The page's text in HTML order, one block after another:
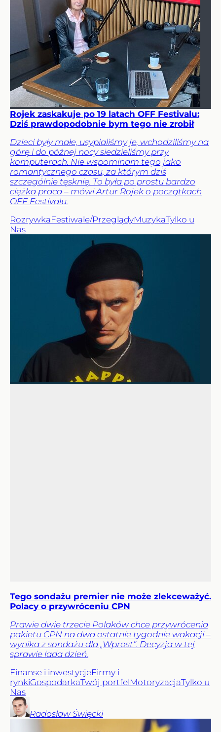
Rojek zaskakuje po 19 latach OFF Festivalu:
Dziś prawdopodobnie bym tego nie zrobił
Dzieci były małe, usypialiśmy je, wchodziliśmy na
górę i do późnej nocy siedzieliśmy przy
komputerach. Nie wspominam tego jako
romantycznego czasu, za którym dziś
szczególnie tęsknię. To była po prostu bardzo
ciężka praca – mówi Artur Rojek o początkach
OFF Festivalu.
RozrywkaFestiwale/PrzeglądyMuzykaTylko u
Nas
Tego sondażu premier nie może zlekceważyć.
Polacy o przywróceniu CPN
Prawie dwie trzecie Polaków chce przywrócenia
pakietu CPN na dwa ostatnie tygodnie wakacji –
wynika z sondażu dla „Wprost”. Decyzja w tej
sprawie lada dzień.
Finanse i inwestycjeFirmy i
rynkiGospodarkaTwój portfelMotoryzacjaTylko u
Nas
Radosław Święcki